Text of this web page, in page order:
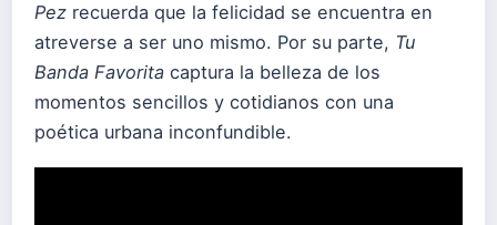
Pez recuerda que la felicidad se encuentra en
atreverse a ser uno mismo. Por su parte, Tu
Banda Favorita captura la belleza de los
momentos sencillos y cotidianos con una
poética urbana inconfundible.